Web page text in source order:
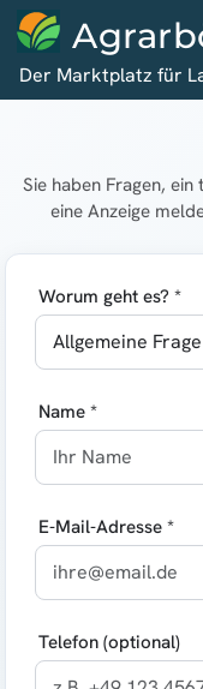
Der Marktplatz für
Sie haben Fragen,
eine Anzeige
Worum geht es? *
Name *
E-Mail-Adresse *
Telefon (optional)